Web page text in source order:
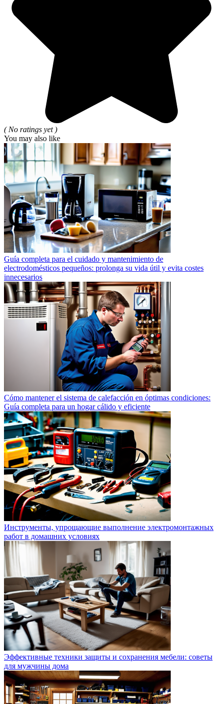
( No ratings yet )
You may also like
Guía completa para el cuidado y mantenimiento de
electrodomésticos pequeños: prolonga su vida útil y evita costes
innecesarios
Cómo mantener el sistema de calefacción en óptimas condiciones:
Guía completa para un hogar cálido y eficiente
Инструменты, упрощающие выполнение электромонтажных
работ в домашних условиях
Эффективные техники защиты и сохранения мебели: советы
для мужчины дома